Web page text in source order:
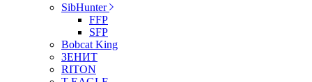
SibHunter
FFP
SFP
Bobcat King
ЗЕНИТ
RITON